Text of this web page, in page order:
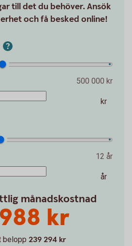
till det du behöver. Ansök
och få besked online!
500 000 kr
kr
12 år
år
månadskostnad
kr
belopp 239 294 kr